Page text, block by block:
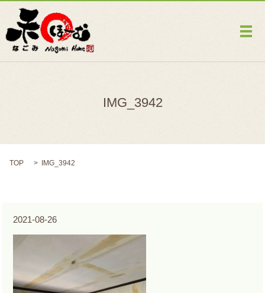
メ
IMG_3942
TOP IMG_3942
2021-08-26